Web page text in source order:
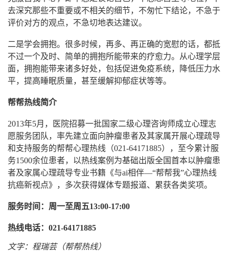
去深究那些不重要或不相关的细节，不匆忙下结论，不急于
评价对方的观点，不急切地表达建议。
二是学会拥抱。很多时候，再多、再正确的宽慰的话，都抵
不过一个及时、简单的拥抱所能带来的疗愈力。从心理学层
面，拥抱能带来诸多好处，包括促进免疫系统，降低压力水
平，提高睡眠质量，甚至缓解抑郁症状等等。
帮帮热线简介
2013年5月，医院招募一批国家二级心理咨询师成立心理志
愿服务团队，率先建立面向肿瘤患者及其家属开展心理疏导
和支持服务的帮帮心理热线（021-64171885），至今累计服
务1500余位患者，以热线案例为基础出版全国首本以肿瘤患
者及家属心理疏导专业书籍《与ai相伴—“帮帮我”心理热线
抗癌新视点》，多次获得媒体专题报道、累获各类奖项。
服务时间：周一至周五13:00-17:00
热线电话：021-64171885
文字： 程瑞芸（帮帮热线）